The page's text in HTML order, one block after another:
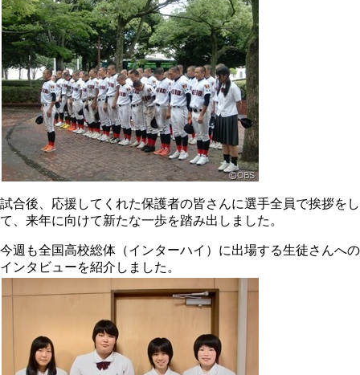
試合後、応援してくれた保護者の皆さんに選手全員で挨拶をし
て、来年に向けて新たな一歩を踏み出しました。
今週も全国高校総体（インターハイ）に出場する生徒さんへの
インタビューを紹介しました。